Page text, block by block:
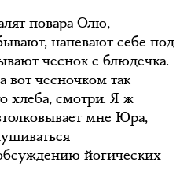
повара Олю,
напевают себе под
чеснок с блюдечка.
вот чесночком так
хлеба, смотри. Я ж
мне Юра,
йогических